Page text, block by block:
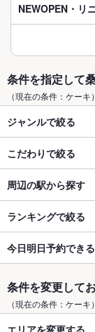
NEWOPEN・リ
条件を指定して
（現在の条件：ケーキ）
ジャンルで絞る
こだわりで絞る
周辺の駅から探す
ランキングで絞る
今日明日予約でき
条件を変更して
（現在の条件：ケーキ）
エリアを変更する